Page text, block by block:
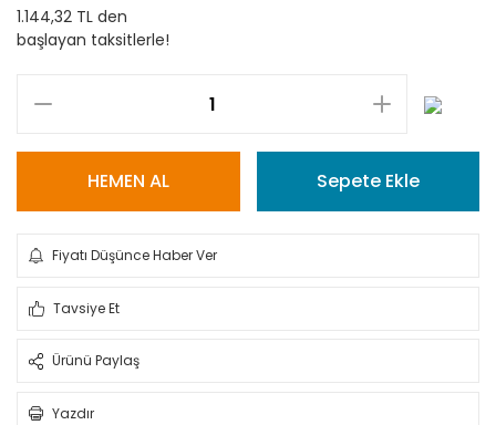
1.144,32 TL den
başlayan taksitlerle!
HEMEN AL Sepete Ekle
Fiyatı Düşünce Haber Ver
Tavsiye Et
Ürünü Paylaş
Yazdır